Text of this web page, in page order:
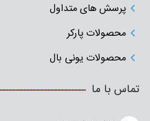
پرسش های متداول
محصولات پارکر
محصولات یونی بال
تماس با ما